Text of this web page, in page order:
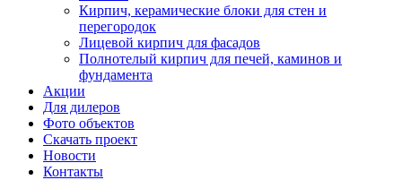
Кирпич, керамические блоки для стен и
перегородок
Лицевой кирпич для фасадов
Полнотелый кирпич для печей, каминов и
фундамента
Акции
Для дилеров
Фото объектов
Скачать проект
Новости
Контакты